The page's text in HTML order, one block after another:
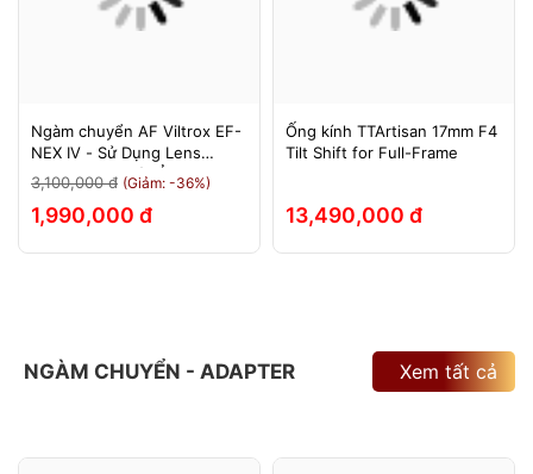
Ngàm chuyển AF Viltrox EF-
NEX IV - Sử Dụng Lens
Canon Trên Máy Ảnh Sony
E-Mount - Bảo Hành 12
Tháng.
3,100,000 đ (Giảm: -36%)
1,990,000 đ
Ống kính TTArtisan 17mm F4
Tilt Shift for Full-Frame
13,490,000 đ
NGÀM CHUYỂN - ADAPTER Xem tất cả